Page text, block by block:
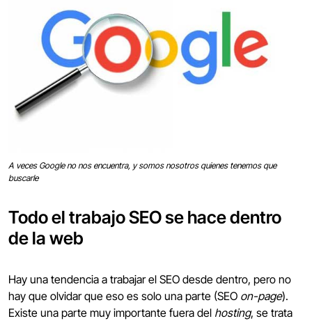
A veces Google no nos encuentra, y somos nosotros quienes tenemos que
buscarle
Todo el trabajo SEO se hace dentro
de la web
Hay una tendencia a trabajar el SEO desde dentro, pero no
hay que olvidar que eso es solo una parte (SEO on-page).
Existe una parte muy importante fuera del hosting, se trata